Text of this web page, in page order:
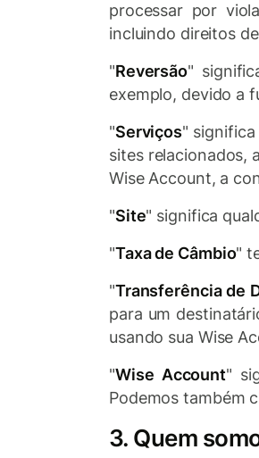
processar por
incluindo direitos
"Reversão"
exemplo, devido a
"Serviços"
sites relacionados,
Wise Account, a
"Site" significa
"Taxa de Câmbio"
"Transferência de
para um
usando sua Wise
"Wise Account"
Podemos também
3. Quem